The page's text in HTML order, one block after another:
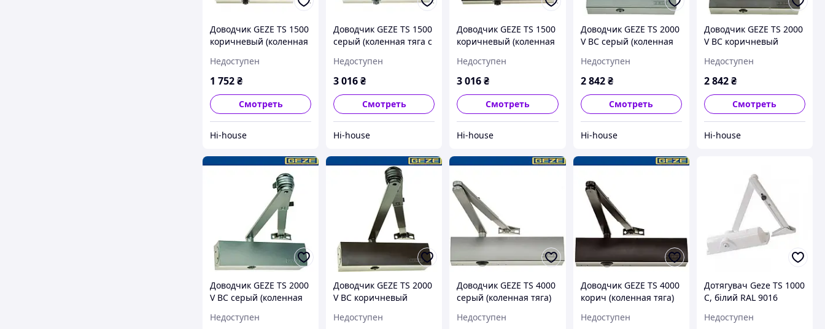
Доводчик GEZE TS 1500
коричневый (коленная
Недоступен
1 752₴
Смотреть
Hi-house
Доводчик GEZE TS 1500
серый (коленная тяга с
Недоступен
3 016₴
Смотреть
Hi-house
Доводчик GEZE TS 1500
коричневый (коленная
Недоступен
3 016₴
Смотреть
Hi-house
Доводчик GEZE TS 2000
V BC серый (коленная
Недоступен
2 842 ₴
Смотреть
Hi-house
Доводчик GEZE TS 2000
V BC коричневый
Недоступен
2 842₴
Смотреть
Hi-house
Доводчик GEZE TS 2000
V BC серый (коленная
Недоступен
Доводчик GEZE TS 2000
V BC коричневый
фиксацие)
Недоступен
Доводчик GEZE TS 4000
серый (коленная тяга)
Недоступен
Доводчик GEZE TS 4000
корич (коленная тяга)
Недоступен
Дотягувач Geze TS 1000
C, білий RAL 9016
Недоступен